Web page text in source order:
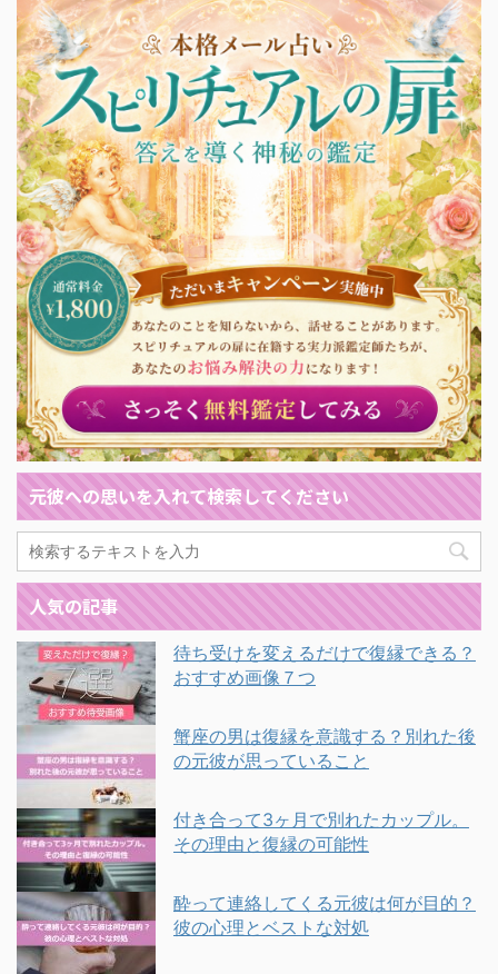
元彼への思いを入れて検索してください
人気の記事
待ち受けを変えるだけで復縁できる？
おすすめ画像７つ
蟹座の男は復縁を意識する？別れた後
の元彼が思っていること
付き合って3ヶ月で別れたカップル。
その理由と復縁の可能性
酔って連絡してくる元彼は何が目的？
彼の心理とベストな対処